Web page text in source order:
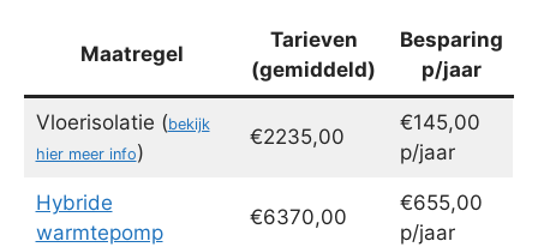
Maatregel
Tarieven
(gemiddeld)
Besparing
p/jaar
Vloerisolatie (bekijk
hier meer info)
€2235,00
€145,00
p/jaar
Hybride
warmtepomp
€6370,00
€655,00
p/jaar